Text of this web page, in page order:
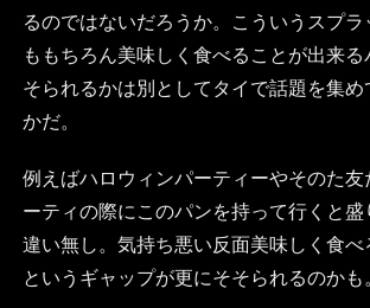
るのではないだろうか。こういうスプ
ももちろん美味しく食べることが出来
そられるかは別としてタイで話題を集め
かだ。
例えばハロウィンパーティーやそのた
ーティの際にこのパンを持って行くと盛
違い無し。気持ち悪い反面美味しく食べ
というギャップが更にそそられるのかも